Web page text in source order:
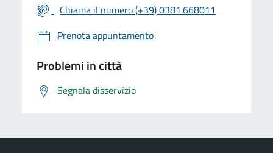
Chiama il numero (+39) 0381.668011
Prenota appuntamento
Problemi in città
Segnala disservizio